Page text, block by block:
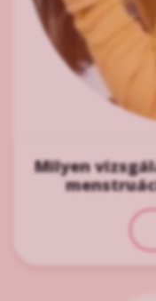
Milyen